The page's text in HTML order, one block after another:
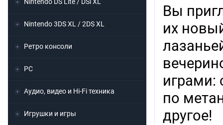
Вы
их
играми:
по
другое!
Nintendo 3DS XL / 2DS XL
Ретро консоли
PC
Аудио, видео и Hi-Fi техника
Игрушки и игры